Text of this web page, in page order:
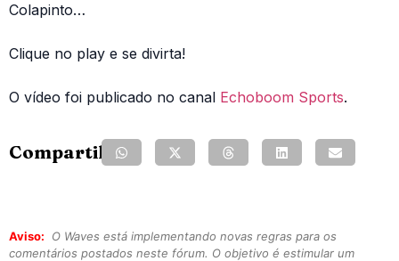
Colapinto…
Clique no play e se divirta!
O vídeo foi publicado no canal Echoboom Sports.
Compartilhe:
Aviso:
O Waves está implementando novas regras para os
comentários postados neste fórum. O objetivo é estimular um